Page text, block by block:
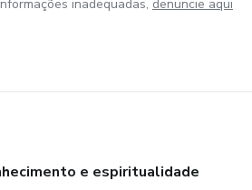
inadequadas, denuncie aqui
e espiritualidade